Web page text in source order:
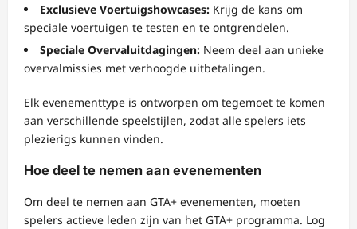
Exclusieve Voertuigshowcases: Krijg de kans om
speciale voertuigen te testen en te ontgrendelen.
Speciale Overvaluitdagingen: Neem deel aan unieke
overvalmissies met verhoogde uitbetalingen.
Elk evenementtype is ontworpen om tegemoet te komen
aan verschillende speelstijlen, zodat alle spelers iets
plezierigs kunnen vinden.
Hoe deel te nemen aan evenementen
Om deel te nemen aan GTA+ evenementen, moeten
spelers actieve leden zijn van het GTA+ programma. Log